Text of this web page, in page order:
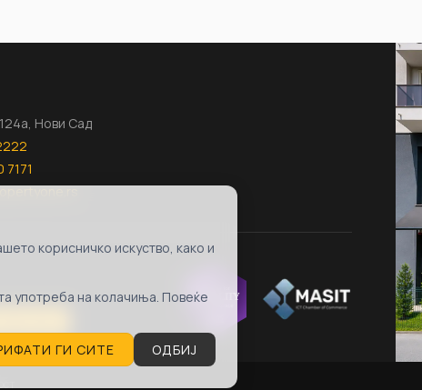
корисничко искуство, како и
употреба на колачиња. Повеќе
ГИ СИТЕ
ОДБИЈ
Нови Сад
7171